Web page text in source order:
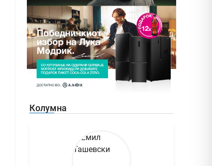
Колумна